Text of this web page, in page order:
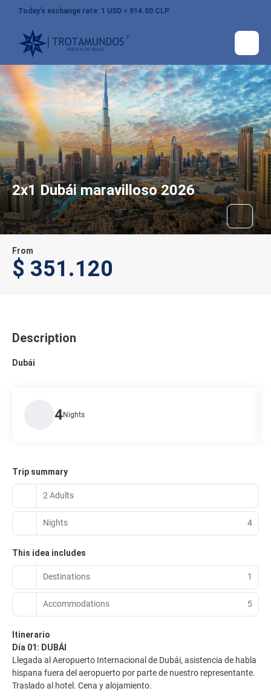
Today’s exchange rate: 1 USD = 914.00 CLP
2x1 Dubái maravilloso 2026
From
$ 351.120
Description
Dubái
4Nights
Trip summary
2 Adults
Nights 4
This idea includes
Destinations 1
Accommodations 5
Itinerario
Día 01: DUBÁI
Llegada al Aeropuerto Internacional de Dubái, asistencia de habla
hispana fuera del aeropuerto por parte de nuestro representante.
Traslado al hotel. Cena y alojamiento.